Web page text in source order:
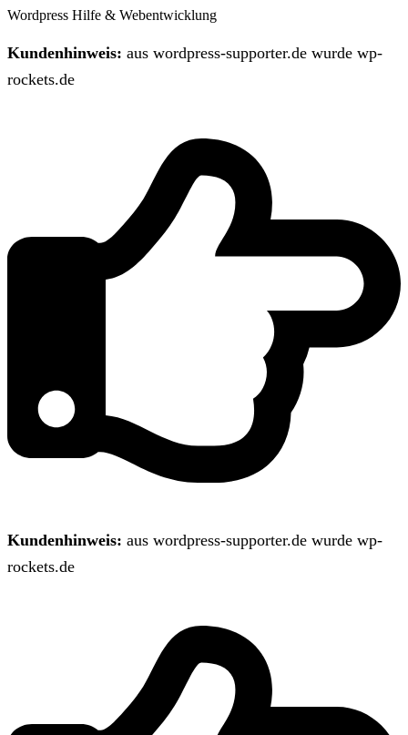
Wordpress Hilfe & Webentwicklung
Kundenhinweis: aus wordpress-supporter.de wurde wp-
rockets.de
Kundenhinweis: aus wordpress-supporter.de wurde wp-
rockets.de